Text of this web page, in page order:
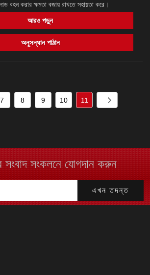
বহন করার ক্ষমতা বজায় রাখতে সহায়তা করে।
আরও পড়ুন
অনুসন্ধান পাঠান
7 8 9 10 11
সংবাদ সংকলনে যোগদান করুন